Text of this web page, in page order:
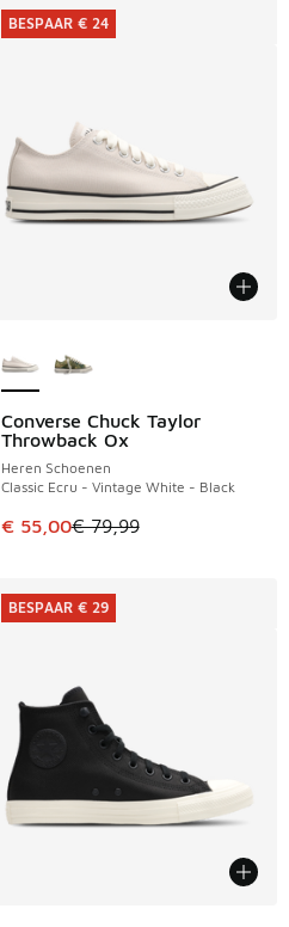
Converse Chuck Taylor
Throwback Ox
Heren Schoenen
Classic Ecru - Vintage White - Black
Dit artikel is in de uitverkoop.
€ 55,00€ 79,99
BESPAAR € 24
BESPAAR € 24
BESPAAR € 29